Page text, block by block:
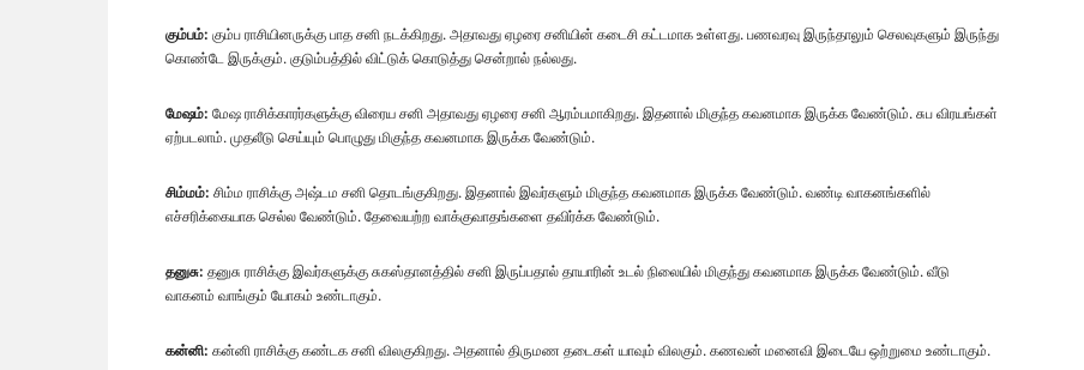
கும்பம்: கும்ப ராசியினருக்கு பாத சனி நடக்கிறது. அதாவது ஏழரை சனியின் கடைசி கட்டமாக உள்ளது. பணவரவு இருந்தாலும் செலவுகளும் இருந்து
கொண்டே இருக்கும். குடும்பத்தில் விட்டுக் கொடுத்து சென்றால் நல்லது.
மேஷம்: மேஷ ராசிக்காரர்களுக்கு விரைய சனி அதாவது ஏழரை சனி ஆரம்பமாகிறது. இதனால் மிகுந்த கவனமாக இருக்க வேண்டும். சுப விரயங்கள்
ஏற்படலாம். முதலீடு செய்யும் பொழுது மிகுந்த கவனமாக இருக்க வேண்டும்.
சிம்மம்: சிம்ம ராசிக்கு அஷ்டம சனி தொடங்குகிறது. இதனால் இவர்களும் மிகுந்த கவனமாக இருக்க வேண்டும். வண்டி வாகனங்களில்
எச்சரிக்கையாக செல்ல வேண்டும். தேவையற்ற வாக்குவாதங்களை தவிர்க்க வேண்டும்.
தனுசு: தனுசு ராசிக்கு இவர்களுக்கு சுகஸ்தானத்தில் சனி இருப்பதால் தாயாரின் உடல் நிலையில் மிகுந்து கவனமாக இருக்க வேண்டும். வீடு
வாகனம் வாங்கும் யோகம் உண்டாகும்.
கன்னி: கன்னி ராசிக்கு கண்டக சனி விலகுகிறது. அதனால் திருமண தடைகள் யாவும் விலகும். கணவன் மனைவி இடையே ஒற்றுமை உண்டாகும்.